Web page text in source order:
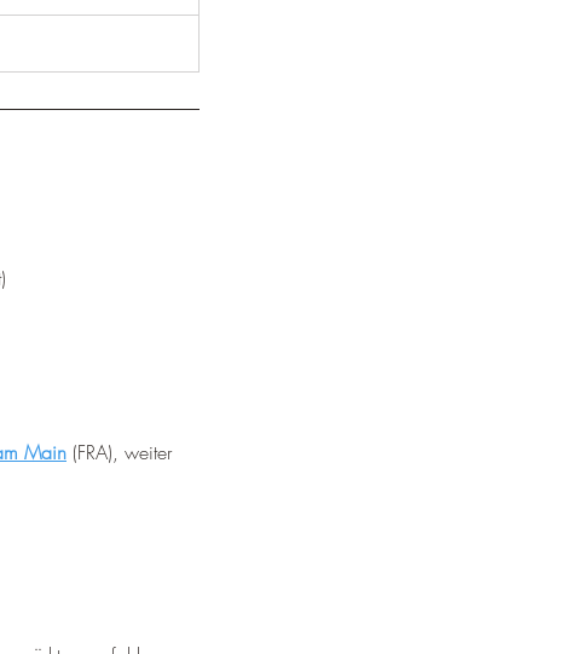
Main (FRA), weiter